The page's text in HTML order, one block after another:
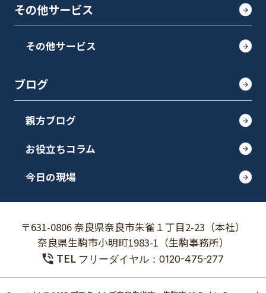
その他サービス
その他サービス
ブログ
親方ブログ
お役立ちコラム
今日の現場
〒631-0806 奈良県奈良市朱雀１丁目2-23（本社）
奈良県生駒市小明町1983-1（生駒事務所）
TEL フリーダイヤル：0120-475-277